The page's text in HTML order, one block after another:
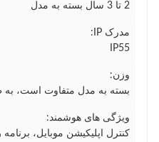
2 تا 3 سال بسته به مدل
مدرک IP:
IP55
وزن:
بسته به مدل متفاوت است،
ویژگی های هوشمند:
کنترل اپلیکیشن موبایل،